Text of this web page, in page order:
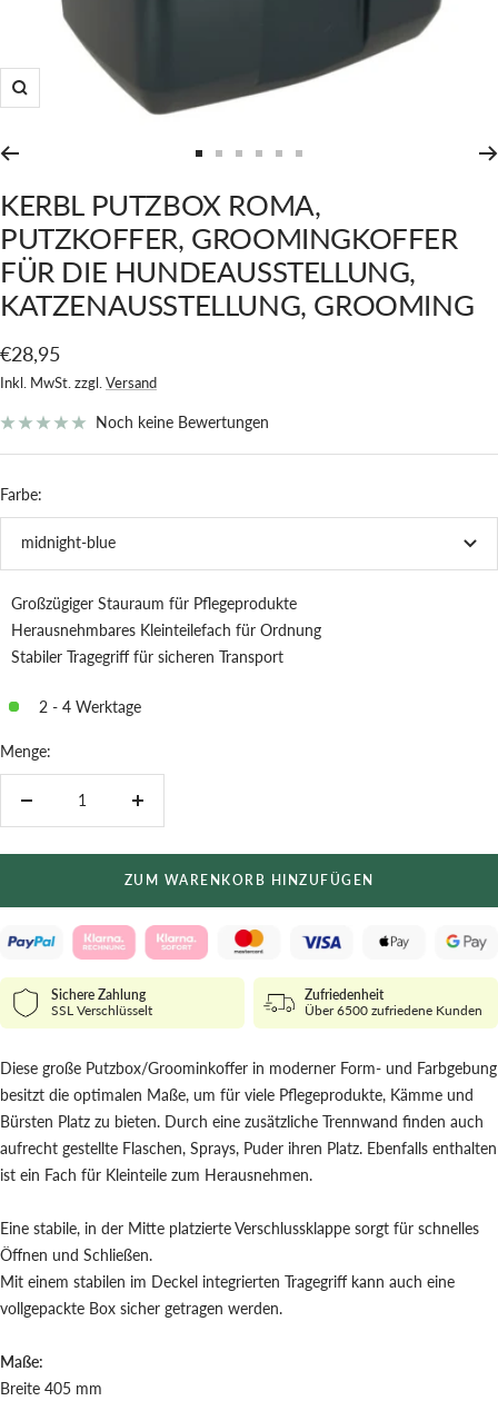
Zoom
Slide
1
gehen
Slide
2
gehen
Slide
3
gehen
Slide
4
gehen
Slide
5
gehen
Slide
6
gehen
KERBL PUTZBOX ROMA,
PUTZKOFFER, GROOMINGKOFFER
FÜR DIE HUNDEAUSSTELLUNG,
KATZENAUSSTELLUNG, GROOMING
Angebotspreis
€28,95
Inkl. MwSt. zzgl. Versand
Noch keine Bewertungen
Farbe:
midnight-blue
Großzügiger Stauraum für Pflegeprodukte
Herausnehmbares Kleinteilefach für Ordnung
Stabiler Tragegriff für sicheren Transport
2 - 4 Werktage
Menge:
Menge
ZUM WARENKORB HINZUFÜGEN
Sichere Zahlung
SSL Verschlüsselt
Zufriedenheit
Über 6500 zufriedene Kunden
Diese große Putzbox/Groominkoffer in moderner Form- und Farbgebung
besitzt die optimalen Maße, um für viele Pflegeprodukte, Kämme und
Bürsten Platz zu bieten. Durch eine zusätzliche Trennwand finden auch
aufrecht gestellte Flaschen, Sprays, Puder ihren Platz. Ebenfalls enthalten
ist ein Fach für Kleinteile zum Herausnehmen.
Eine stabile, in der Mitte platzierte Verschlussklappe sorgt für schnelles
Öffnen und Schließen.
Mit einem stabilen im Deckel integrierten Tragegriff kann auch eine
vollgepackte Box sicher getragen werden.
Maße:
Breite 405 mm